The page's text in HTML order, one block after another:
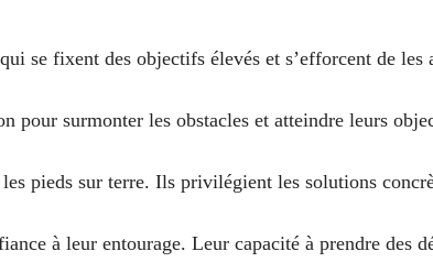
se fixent des objectifs élevés et s’efforcent de
pour surmonter les obstacles et atteindre leurs
pieds sur terre. Ils privilégient les solutions
à leur entourage. Leur capacité à prendre des